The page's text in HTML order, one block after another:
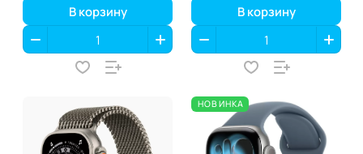
В корзину В корзину
НОВИНКА